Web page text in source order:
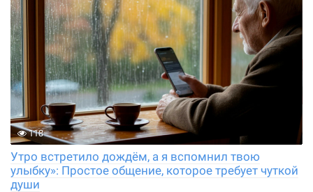
118
Утро встретило дождём, а я вспомнил твою
улыбку»: Простое общение, которое требует чуткой
души